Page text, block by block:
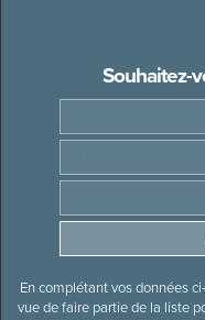
Souhaitez-
En complétant vos données
vue de faire partie de la liste